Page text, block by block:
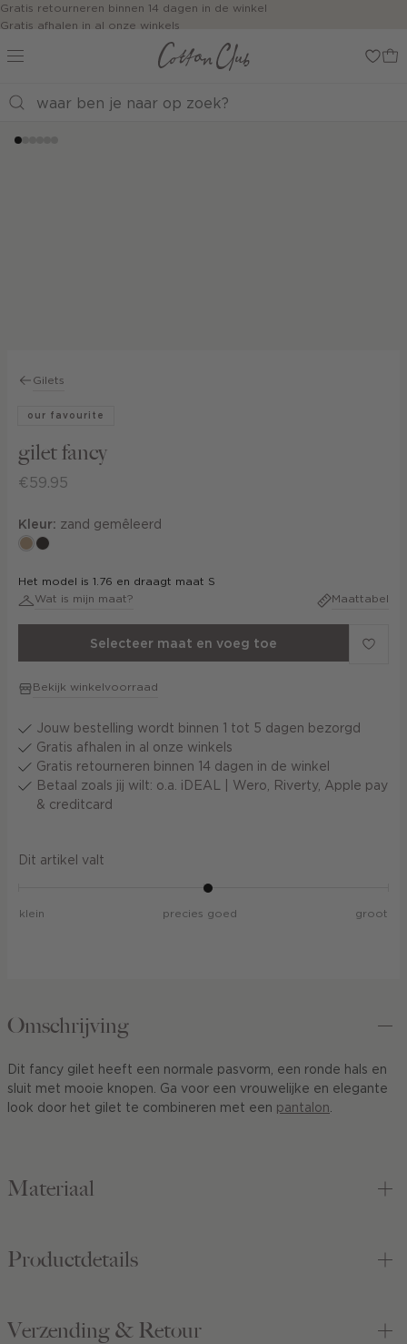
Navigeer
direct naar
hoofdinhoud
zoekbalk
direct
Gratis retourneren binnen 14 dagen in de winkel
Gratis afhalen in al onze winkels
Jouw bestelling wordt binnen 1 tot 5 dagen bezorgd
Betaal zoals jij wilt: o.a. iDEAL | Wero, Riverty, Apple pay & creditcard
Gilets
our favourite
gilet fancy
€59.95
Kleur: zand gemêleerd
zandchoco
Het model is 1.76 en draagt maat S
Wat is mijn maat?
Maattabel
Selecteer maat en voeg toe
Bekijk winkelvoorraad
Jouw bestelling wordt binnen 1 tot 5 dagen bezorgd
Gratis afhalen in al onze winkels
Gratis retourneren binnen 14 dagen in de winkel
Betaal zoals jij wilt: o.a. iDEAL | Wero, Riverty, Apple pay
& creditcard
Dit artikel valt
klein precies goed groot
Omschrijving
Dit fancy gilet heeft een normale pasvorm, een ronde hals en
sluit met mooie knopen. Ga voor een vrouwelijke en elegante
look door het gilet te combineren met een pantalon.
Materiaal
Productdetails
Verzending & Retour